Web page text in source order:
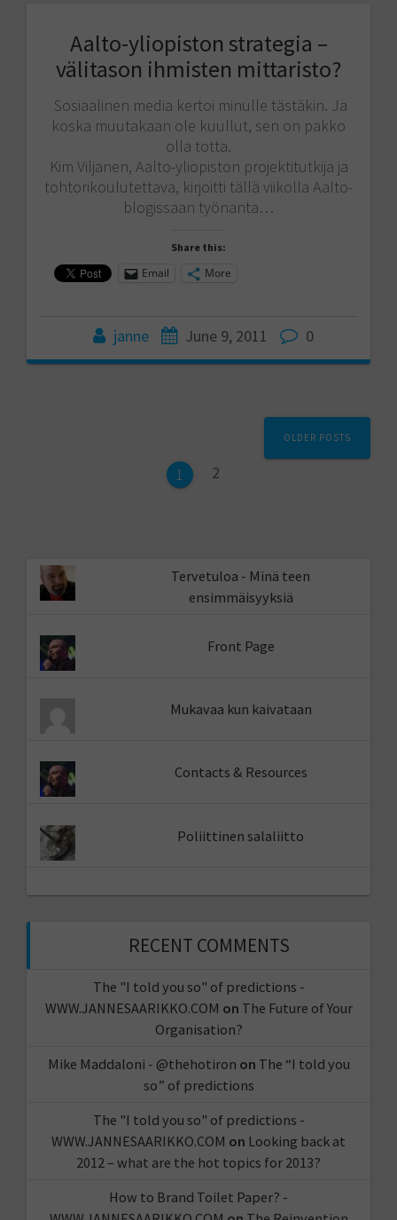
Aalto-yliopiston strategia –
välitason ihmisten mittaristo?
Sosiaalinen media kertoi minulle tästäkin. Ja
koska muutakaan ole kuullut, sen on pakko
olla totta.
Kim Viljanen, Aalto-yliopiston projektitutkija ja
tohtorikoulutettava, kirjoitti tällä viikolla Aalto-
blogissaan työnanta…
Share this:
Email More
janne June 9, 2011 0
navigationPage
1 Page
2
OLDER POSTS
Tervetuloa - Minä teen
ensimmäisyyksiä
Front Page
Mukavaa kun kaivataan
Contacts & Resources
Poliittinen salaliitto
RECENT COMMENTS
The "I told you so" of predictions -
WWW.JANNESAARIKKO.COM on The Future of Your
Organisation?
Mike Maddaloni - @thehotiron on The “I told you
so” of predictions
The "I told you so" of predictions -
WWW.JANNESAARIKKO.COM on Looking back at
2012 – what are the hot topics for 2013?
How to Brand Toilet Paper? -